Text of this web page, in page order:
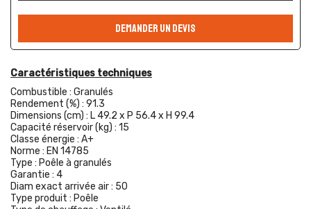
DEMANDER UN DEVIS
Caractéristiques techniques
Combustible : Granulés
Rendement (%) : 91.3
Dimensions (cm) : L 49.2 x P 56.4 x H 99.4
Capacité réservoir (kg) : 15
Classe énergie : A+
Norme : EN 14785
Type : Poêle à granulés
Garantie : 4
Diam exact arrivée air : 50
Type produit : Poêle